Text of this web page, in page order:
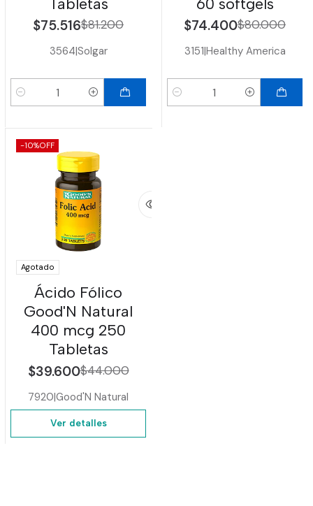
$75.516$81.200
3564|Solgar
Cantidad
$74.400$80.000
3151|Healthy America
Cantidad
-10%OFF
Agotado
Ácido Fólico
Good'N Natural
400 mcg 250
Tabletas
$39.600$44.000
7920|Good'N Natural
Ver detalles